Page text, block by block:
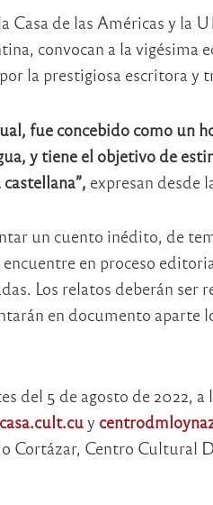
Casa de las Américas y la
convocan a la vigésima
la prestigiosa escritora y
fue concebido como un
y tiene el objetivo de
expresan desde
un cuento inédito, de
en proceso
Los relatos deberán
en documento aparte
del 5 de agosto de 2022, a
y
Cortázar, Centro Cultural